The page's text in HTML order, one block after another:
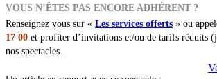
VOUS N’ÊTES PAS ENCORE ADHÉRENT ?
Renseignez vous sur « Les services offerts » ou
17 00 et profiter d’invitations et/ou de tarifs réduits
nos spectacles.